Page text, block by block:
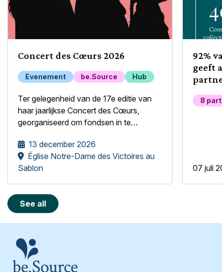
Concert des Cœurs 2026
Evenement be.Source Hub
Ter gelegenheid van de 17e editie van
haar jaarlijkse Concert des Cœurs,
georganiseerd om fondsen in te
geïsoleerde ouderen, heeft de Stichting
be.Source het genoegen het
meisjeskoor Mélopée te verwelkomen.
13 december 2026
Église Notre-Dame des Victoires au
Sablon
92%
geeft
8
07 juli
See all